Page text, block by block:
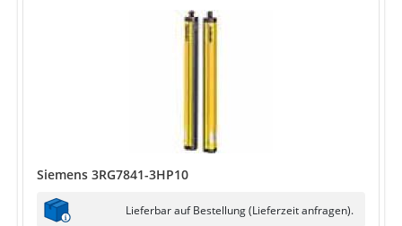
Siemens 3RG7841-3HP10
Lieferbar auf Bestellung (Lieferzeit anfragen).